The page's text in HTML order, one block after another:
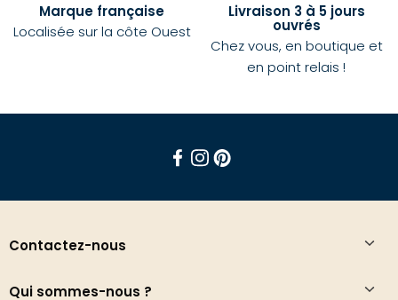
Marque française
Localisée sur la côte Ouest
Livraison 3 à 5 jours
ouvrés
Chez vous, en boutique et
en point relais !
Contactez-nous
Qui sommes-nous ?